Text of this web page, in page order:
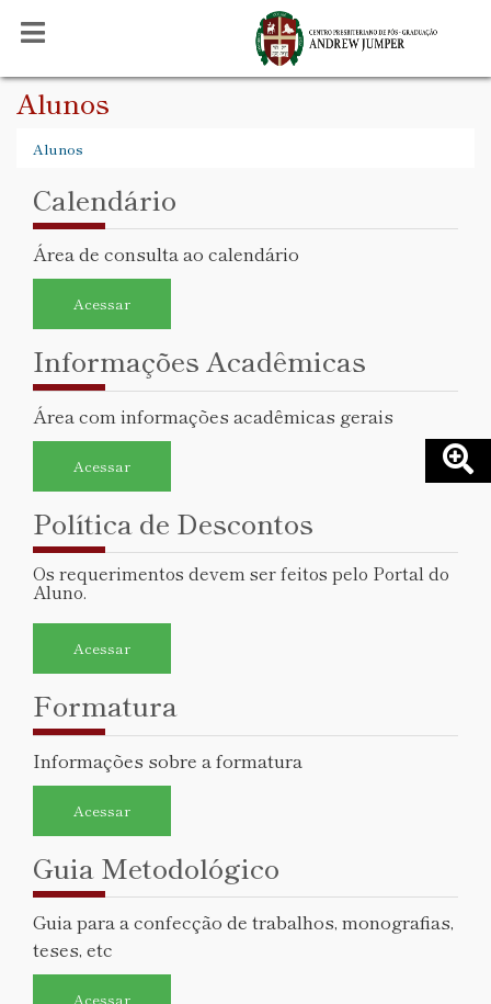
Alunos
Alunos
Calendário
Área de consulta ao calendário
Acessar
Informações Acadêmicas
Área com informações acadêmicas gerais
Acessar
Política de Descontos
Os requerimentos devem ser feitos pelo Portal do
Aluno.
Acessar
Formatura
Informações sobre a formatura
Acessar
Guia Metodológico
Guia para a confecção de trabalhos, monografias,
teses, etc
Acessar